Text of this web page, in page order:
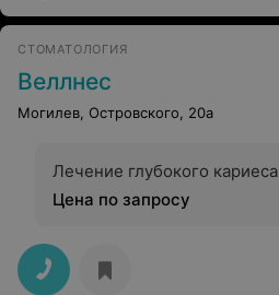
СТОМАТОЛОГИЯ
Веллнес
Могилев, Островского, 20а
Лечение глубокого кариеса
Цена по запросу